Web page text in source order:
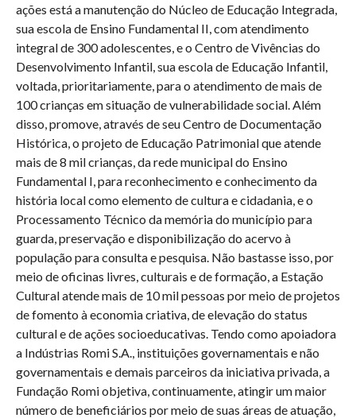
ações está a manutenção do Núcleo de Educação Integrada,
sua escola de Ensino Fundamental II, com atendimento
integral de 300 adolescentes, e o Centro de Vivências do
Desenvolvimento Infantil, sua escola de Educação Infantil,
voltada, prioritariamente, para o atendimento de mais de
100 crianças em situação de vulnerabilidade social. Além
disso, promove, através de seu Centro de Documentação
Histórica, o projeto de Educação Patrimonial que atende
mais de 8 mil crianças, da rede municipal do Ensino
Fundamental I, para reconhecimento e conhecimento da
história local como elemento de cultura e cidadania, e o
Processamento Técnico da memória do município para
guarda, preservação e disponibilização do acervo à
população para consulta e pesquisa. Não bastasse isso, por
meio de oficinas livres, culturais e de formação, a Estação
Cultural atende mais de 10 mil pessoas por meio de projetos
de fomento à economia criativa, de elevação do status
cultural e de ações socioeducativas. Tendo como apoiadora
a Indústrias Romi S.A., instituições governamentais e não
governamentais e demais parceiros da iniciativa privada, a
Fundação Romi objetiva, continuamente, atingir um maior
número de beneficiários por meio de suas áreas de atuação,